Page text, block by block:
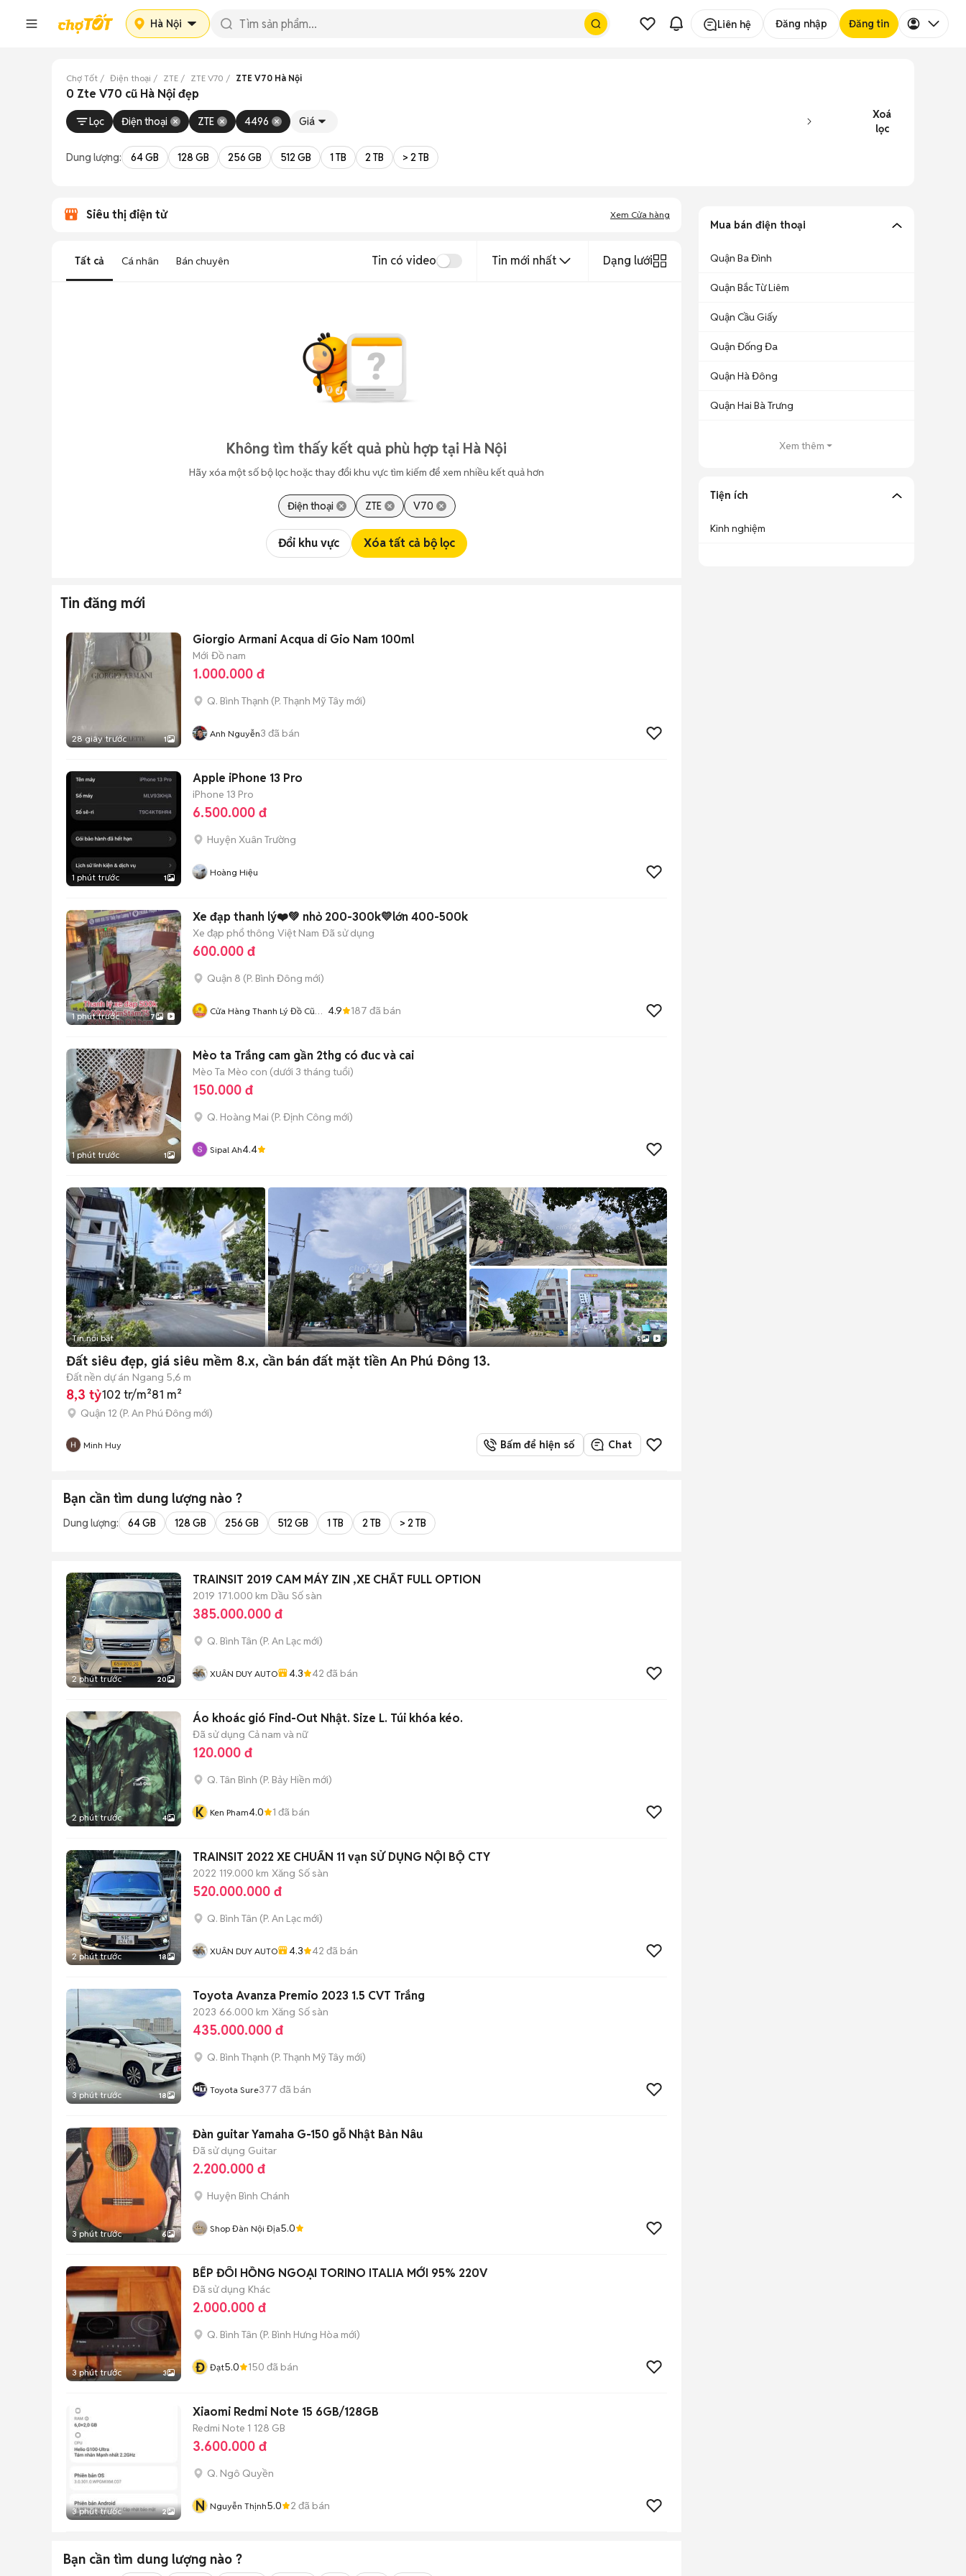
Hà Nội Liên hệ Đăng nhập Đăng tin
Chợ Tốt Điện thoại ZTE ZTE V70 ZTE V70 Hà Nội
0 Zte V70 cũ Hà Nội đẹp
Lọc Điện thoại ZTE 4496 Giá
Xoá
lọc
Dung lượng: 64 GB 128 GB 256 GB 512 GB 1 TB 2 TB > 2 TB
Siêu thị điện tử Xem Cửa hàng
Tất cả Cá nhân Bán chuyên Tin có video Tin mới nhất Dạng lưới
Không tìm thấy kết quả phù hợp tại Hà Nội
Hãy xóa một số bộ lọc hoặc thay đổi khu vực tìm kiếm để xem nhiều kết quả hơn
Điện thoại ZTE V70
Đổi khu vực Xóa tất cả bộ lọc
Tin đăng mới
28 giây trước 1
Giorgio Armani Acqua di Gio Nam 100ml
Mới Đồ nam
1.000.000 đ
Q. Bình Thạnh (P. Thạnh Mỹ Tây mới)
Anh Nguyễn3 đã bán
1 phút trước 1
Apple iPhone 13 Pro
iPhone 13 Pro
6.500.000 đ
Huyện Xuân Trường
Hoàng Hiệu
1 phút trước 7
Xe đạp thanh lý❤️💚 nhỏ 200-300k💛lớn 400-500k
Xe đạp phổ thông Việt Nam Đã sử dụng
600.000 đ
Quận 8 (P. Bình Đông mới)
Cửa Hàng Thanh Lý Đồ Cũ
4.9 187 đã bán
1 phút trước 1
Mèo ta Trắng cam gần 2thg có đuc và cai
Mèo Ta Mèo con (dưới 3 tháng tuổi)
150.000 đ
Q. Hoàng Mai (P. Định Công mới)
Sipal Ah4.4
Tin nổi bật 5
Đất siêu đẹp, giá siêu mềm 8.x, cần bán đất mặt tiền An Phú Đông 13.
Đất nền dự án Ngang 5,6 m
8,3 tỷ102 tr/m²81 m²
Quận 12 (P. An Phú Đông mới)
Minh Huy Bấm để hiện số Chat
Bạn cần tìm dung lượng nào ?
Dung lượng: 64 GB 128 GB 256 GB 512 GB 1 TB 2 TB > 2 TB
2 phút trước 20
TRAINSIT 2019 CAM MÁY ZIN ,XE CHẤT FULL OPTION
2019 171.000 km Dầu Số sàn
385.000.000 đ
Q. Bình Tân (P. An Lạc mới)
XUÂN DUY AUTO 4.3 42 đã bán
2 phút trước 4
Áo khoác gió Find-Out Nhật. Size L. Túi khóa kéo.
Đã sử dụng Cả nam và nữ
120.000 đ
Q. Tân Bình (P. Bảy Hiền mới)
K Ken Pham4.0 1 đã bán
2 phút trước 18
TRAINSIT 2022 XE CHUẨN 11 vạn SỬ DỤNG NỘI BỘ CTY
2022 119.000 km Xăng Số sàn
520.000.000 đ
Q. Bình Tân (P. An Lạc mới)
XUÂN DUY AUTO 4.3 42 đã bán
3 phút trước 18
Toyota Avanza Premio 2023 1.5 CVT Trắng
2023 66.000 km Xăng Số sàn
435.000.000 đ
Q. Bình Thạnh (P. Thạnh Mỹ Tây mới)
Toyota Sure377 đã bán
3 phút trước 6
Đàn guitar Yamaha G-150 gỗ Nhật Bản Nâu
Đã sử dụng Guitar
2.200.000 đ
Huyện Bình Chánh
Shop Đàn Nội Địa5.0
3 phút trước 3
BẾP ĐÔI HỒNG NGOẠI TORINO ITALIA MỚI 95% 220V
Đã sử dụng Khác
2.000.000 đ
Q. Bình Tân (P. Bình Hưng Hòa mới)
Đ Đạt5.0 150 đã bán
3 phút trước 2
Xiaomi Redmi Note 15 6GB/128GB
Redmi Note 1 128 GB
3.600.000 đ
Q. Ngô Quyền
N Nguyễn Thịnh5.0 2 đã bán
Bạn cần tìm dung lượng nào ?
Mua bán điện thoại
Quận Ba Đình
Quận Bắc Từ Liêm
Quận Cầu Giấy
Quận Đống Đa
Quận Hà Đông
Quận Hai Bà Trưng
Xem thêm
Tiện ích
Kinh nghiệm